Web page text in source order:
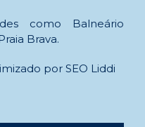
como Balneário
Brava.
por SEO Liddi